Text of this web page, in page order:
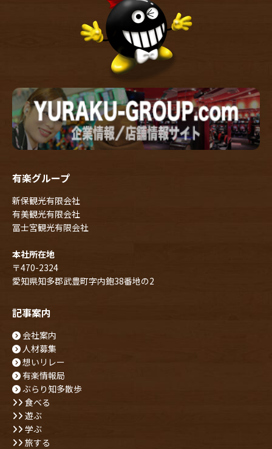
有楽グループ
新保観光有限会社
有美観光有限会社
冨士宮観光有限会社
本社所在地
〒470-2324
愛知県知多郡武豊町字内鉋38番地の2
記事案内
会社案内
人材募集
想いリレー
有楽情報局
ぶらり知多散歩
食べる
遊ぶ
学ぶ
旅する